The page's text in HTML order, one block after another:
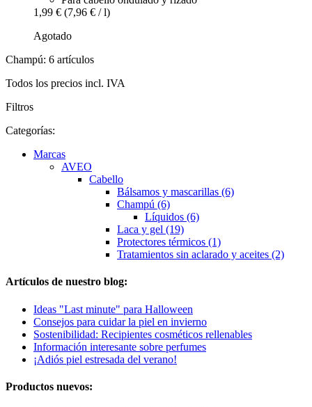
1,99 € (7,96 € / l)
Agotado
Champú: 6 artículos
Todos los precios incl. IVA
Filtros
Categorías:
Marcas
AVEO
Cabello
Bálsamos y mascarillas (6)
Champú (6)
Líquidos (6)
Laca y gel (19)
Protectores térmicos (1)
Tratamientos sin aclarado y aceites (2)
Artículos de nuestro blog:
Ideas "Last minute" para Halloween
Consejos para cuidar la piel en invierno
Sostenibilidad: Recipientes cosméticos rellenables
Información interesante sobre perfumes
¡Adiós piel estresada del verano!
Productos nuevos: